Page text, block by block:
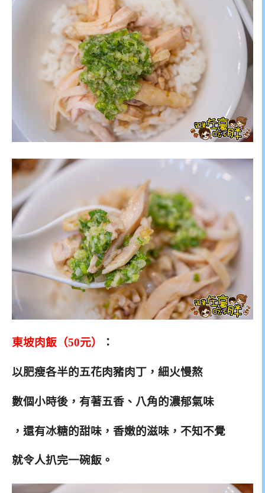
東坡肉飯（50元） ：
以肥瘦各半的五花肉豬肉丁，細火慢熬
數個小時後，有著五香、八角的濃郁氣味
，還有冰糖的甜味， 香嫩的滋味，不知不覺
就令人扒完一碗飯。